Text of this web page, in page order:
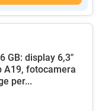
GB: display 6,3"
A19, fotocamera
per...